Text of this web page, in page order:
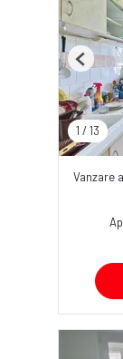
1 / 13
Vanzare